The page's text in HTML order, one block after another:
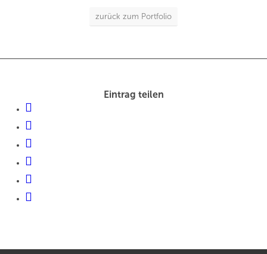
zurück zum Portfolio
Eintrag teilen